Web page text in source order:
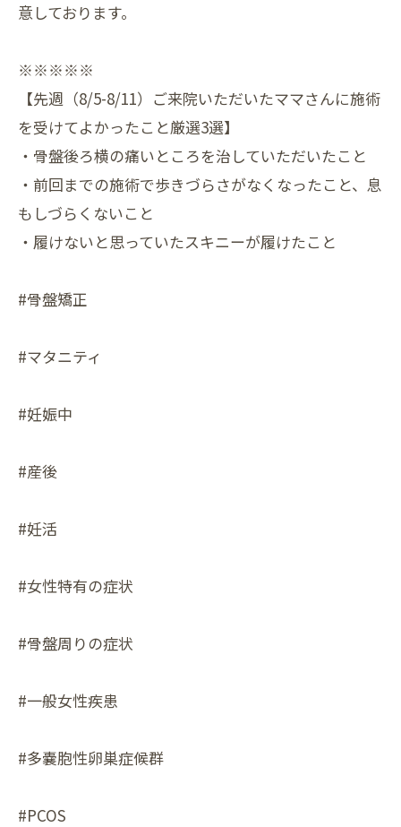
意しております。
※※※※※
【先週（8/5-8/11）ご来院いただいたママさんに施術
を受けてよかったこと厳選3選】
・骨盤後ろ横の痛いところを治していただいたこと
・前回までの施術で歩きづらさがなくなったこと、息
もしづらくないこと
・履けないと思っていたスキニーが履けたこと
#骨盤矯正
#マタニティ
#妊娠中
#産後
#妊活
#女性特有の症状
#骨盤周りの症状
#一般女性疾患
#多嚢胞性卵巣症候群
#PCOS